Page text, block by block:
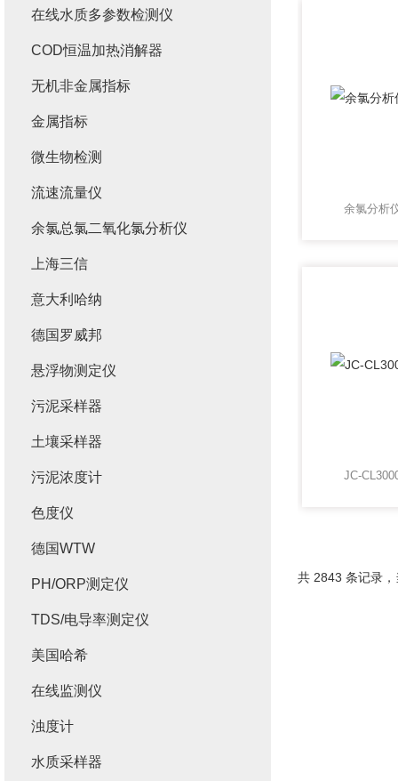
余氯分析
JC-
共 2843 条记录
在线水质多参数检测仪
COD恒温加热消解器
无机非金属指标
金属指标
微生物检测
流速流量仪
余氯总氯二氧化氯分析仪
上海三信
意大利哈纳
德国罗威邦
悬浮物测定仪
污泥采样器
土壤采样器
污泥浓度计
色度仪
德国WTW
PH/ORP测定仪
TDS/电导率测定仪
美国哈希
在线监测仪
浊度计
水质采样器